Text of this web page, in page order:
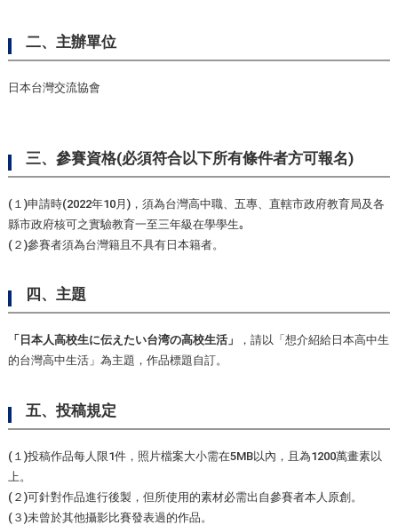
二、主辦單位
日本台灣交流協會
三、參賽資格(必須符合以下所有條件者方可報名)
(１)申請時(2022年10月)，須為台灣高中職、五專、直轄市政府教育局及各
縣市政府核可之實驗教育一至三年級在學學生｡
(２)參賽者須為台灣籍且不具有日本籍者。
四、主題
「日本人高校生に伝えたい台湾の高校生活」
，請以「想介紹給日本高中生
的台灣高中生活」為主題，作品標題自訂。
五、投稿規定
(１)投稿作品每人限1件，照片檔案大小需在5MB以內，且為1200萬畫素以
上。
(２)可針對作品進行後製，但所使用的素材必需出自參賽者本人原創。
(３)未曾於其他攝影比賽發表過的作品。